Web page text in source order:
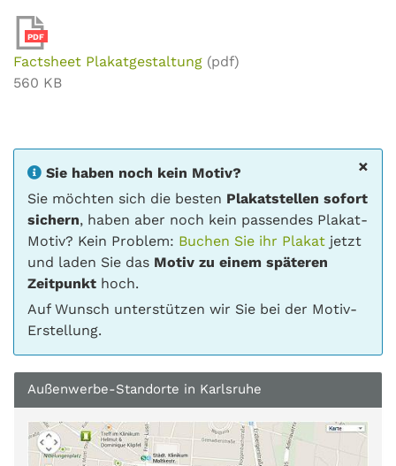
PDF
Factsheet Plakatgestaltung (pdf)
560 KB
×
Sie haben noch kein Motiv?
Sie möchten sich die besten Plakatstellen sofort
sichern, haben aber noch kein passendes Plakat-
Motiv? Kein Problem: Buchen Sie ihr Plakat jetzt
und laden Sie das Motiv zu einem späteren
Zeitpunkt hoch.
Auf Wunsch unterstützen wir Sie bei der Motiv-
Erstellung.
Außenwerbe-Standorte in Karlsruhe